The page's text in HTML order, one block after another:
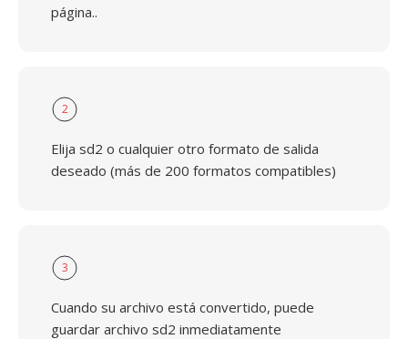
página..
2
Elija sd2 o cualquier otro formato de salida
deseado (más de 200 formatos compatibles)
3
Cuando su archivo está convertido, puede
guardar archivo sd2 inmediatamente